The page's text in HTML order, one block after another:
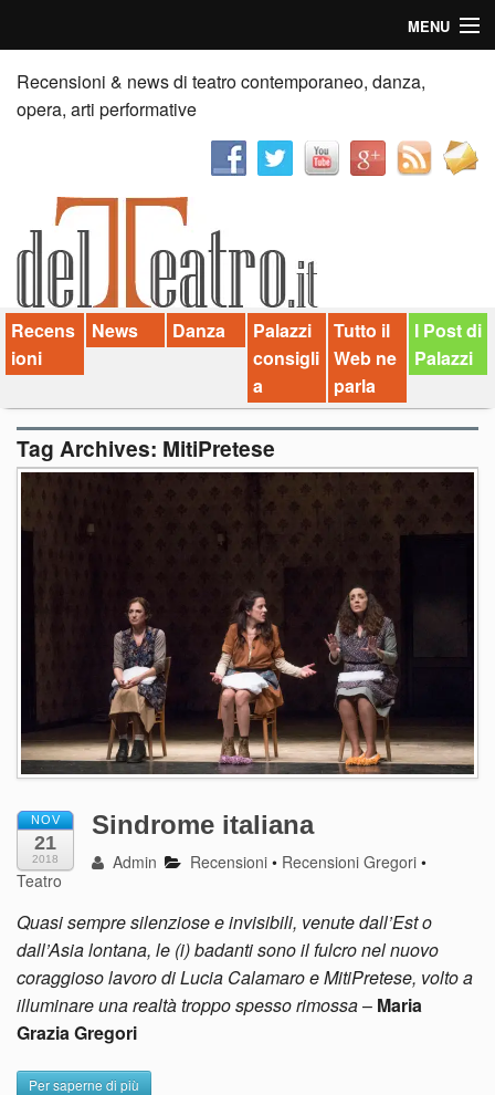
MENU
Home
Recensioni
News
Palazzi consiglia
Video
Chi siamo
Contatti
Recensioni & news di teatro contemporaneo, danza,
opera, arti performative
Recens
ioni
News Danza
Palazzi
consigli
a
Tutto il
Web ne
parla
I Post di
Palazzi
Tag Archives: MitiPretese
NOV
21
2018
Sindrome italiana
Admin Recensioni • Recensioni Gregori •
Teatro
Quasi sempre silenziose e invisibili, venute dall’Est o
dall’Asia lontana, le (i) badanti sono il fulcro nel nuovo
coraggioso lavoro di Lucia Calamaro e MitiPretese, volto a
illuminare una realtà troppo spesso rimossa– Maria
Grazia Gregori
Per saperne di più